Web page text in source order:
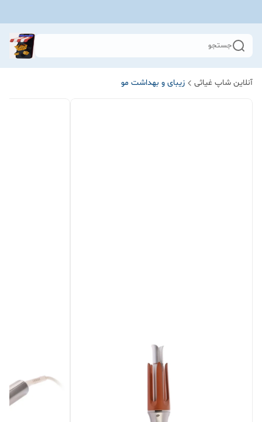
جستجو
آنلاین شاپ غیاثی زیبای و بهداشت مو